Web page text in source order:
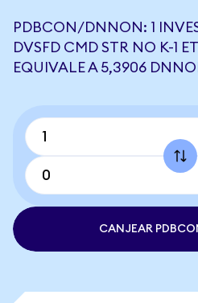
PDBCON/DNNON: 1
DVSFD CMD STR NO K-1
EQUIVALE A 5,3906
CANJEAR